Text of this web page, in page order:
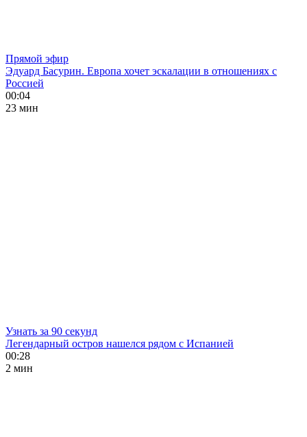
Прямой эфир
Эдуард Басурин. Европа хочет эскалации в отношениях с
Россией
00:04
23 мин
Узнать за 90 секунд
Легендарный остров нашелся рядом с Испанией
00:28
2 мин